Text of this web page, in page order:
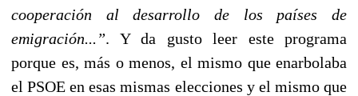
cooperación al desarrollo de los países de
emigración...”. Y da gusto leer este programa
porque es, más o menos, el mismo que enarbolaba
el PSOE en esas mismas elecciones y el mismo que